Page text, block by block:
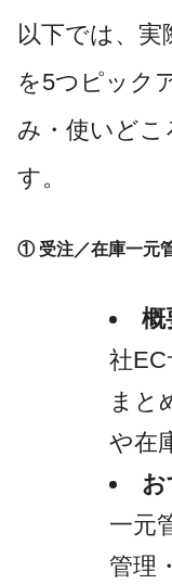
以下では、
を5つピック
み・使いどこ
す。
① 受注／在庫一元
概
社
まと
や在
お
一元
管理